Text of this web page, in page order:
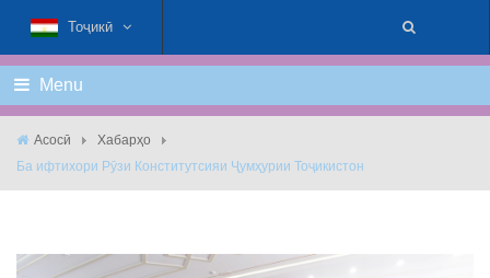
Тоҷикӣ
Menu
Асосӣ
Хабарҳо
Ба ифтихори Рӯзи Конститутсияи Ҷумҳурии Тоҷикистон